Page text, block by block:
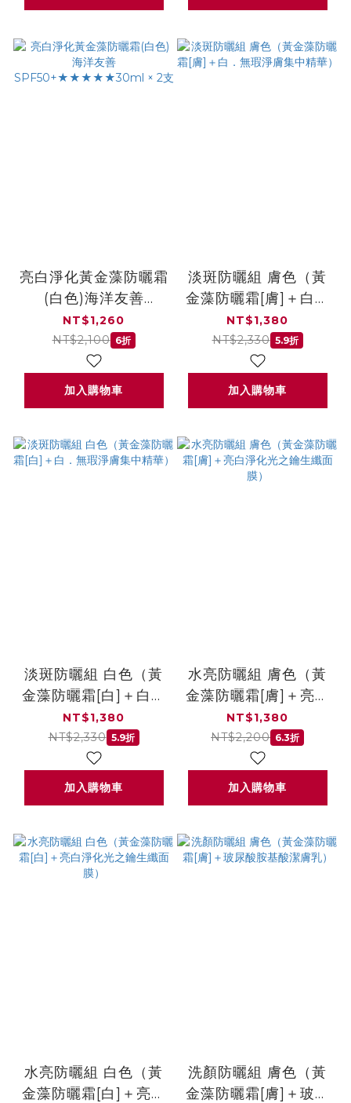
亮白淨化黃金藻防曬霜
(白色)海洋友善
SPF50+★★★★★30ml
× 2支
NT$1,260
NT$2,100 6折
加入購物車
淡斑防曬組 膚色（黃
金藻防曬霜[膚]＋白．
無瑕淨膚集中精華）
NT$1,380
NT$2,330 5.9折
加入購物車
淡斑防曬組 白色（黃
金藻防曬霜[白]＋白．
無瑕淨膚集中精華）
NT$1,380
NT$2,330 5.9折
加入購物車
水亮防曬組 膚色（黃
金藻防曬霜[膚]＋亮白
淨化光之鑰生纖面膜）
NT$1,380
NT$2,200 6.3折
加入購物車
水亮防曬組 白色（黃
金藻防曬霜[白]＋亮白
洗顏防曬組 膚色（黃
金藻防曬霜[膚]＋玻尿